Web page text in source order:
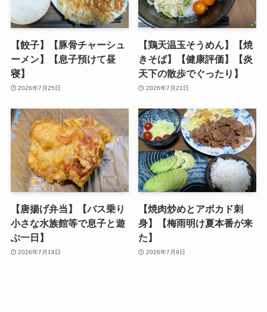
【餃子】【豚骨チャーシュ
ーメン】【息子預けて昼
寝】
2026年7月25日
【鶏天温玉そうめん】【焼
きそば】【健康評価】【炎
天下の散歩でぐったり】
2026年7月21日
【唐揚げ弁当】【バス乗り
小さな水族館等で息子と遊
ぶ一日】
2026年7月19日
【焼肉炒めとアボカド刺
身】【梅雨明け夏本番が来
た】
2026年7月9日